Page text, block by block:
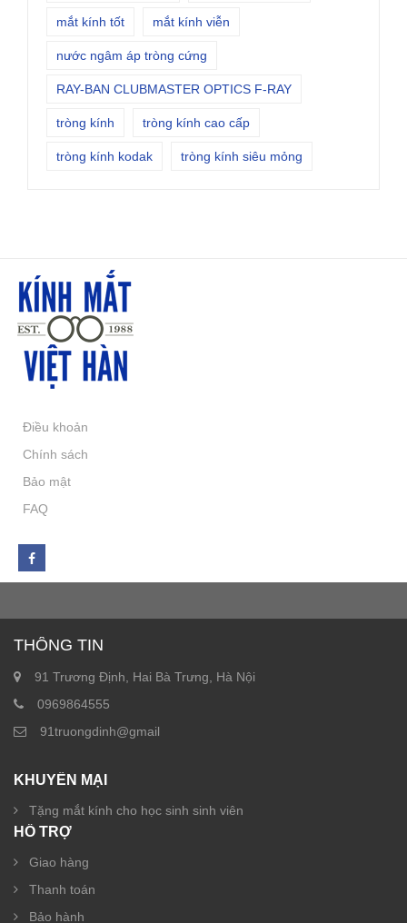
mắt kính tốt mắt kính viễn
nước ngâm áp tròng cứng
RAY-BAN CLUBMASTER OPTICS F-RAY
tròng kính tròng kính cao cấp
tròng kính kodak tròng kính siêu mỏng
Điều khoản
Chính sách
Bảo mật
FAQ
THÔNG TIN
91 Trương Định, Hai Bà Trưng, Hà Nội
0969864555
91truongdinh@gmail
KHUYẾN MẠI
Tặng mắt kính cho học sinh sinh viên
HỖ TRỢ
Giao hàng
Thanh toán
Bảo hành